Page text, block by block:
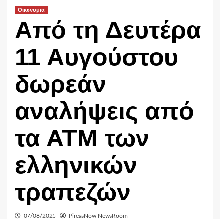
Οικονομια
Από τη Δευτέρα
11 Αυγούστου
δωρεάν
αναλήψεις από
τα ΑΤΜ των
ελληνικών
τραπεζών
07/08/2025 PireasNow NewsRoom